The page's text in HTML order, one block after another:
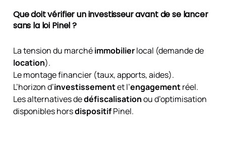
Que doit vérifier un investisseur avant de se lancer
sans la loi Pinel ?
La tension du marchéimmobilierlocal (demande de
location).
Le montage financier (taux, apports, aides).
L’horizon d’investissementet l’engagementréel.
Les alternatives dedéfiscalisationou d’optimisation
disponibles horsdispositifPinel.